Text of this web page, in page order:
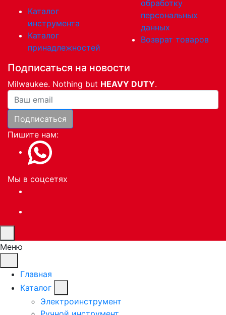
Каталог
инструмента
Каталог
принадлежностей
обработку
персональных
данных
Возврат товаров
Подписаться на новости
Milwaukee. Nothing but HEAVY DUTY.
Ваша почта
Подписаться
Пишите нам:
Мы в соцсетях
Меню
Главная
Каталог
Электроинструмент